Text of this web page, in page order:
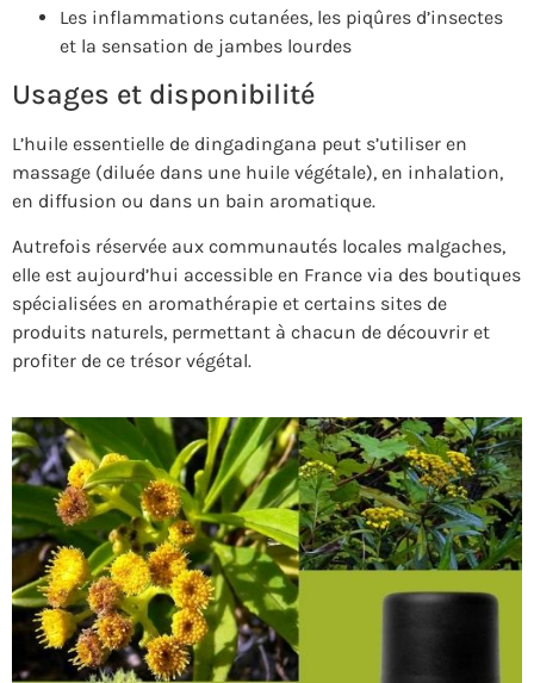
Les inflammations cutanées, les piqûres d’insectes
et la sensation de jambes lourdes
Usages et disponibilité
L’huile essentielle de dingadingana peut s’utiliser en
massage (diluée dans une huile végétale), en inhalation,
en diffusion ou dans un bain aromatique.
Autrefois réservée aux communautés locales malgaches,
elle est aujourd’hui accessible en France via des boutiques
spécialisées en aromathérapie et certains sites de
produits naturels, permettant à chacun de découvrir et
profiter de ce trésor végétal.